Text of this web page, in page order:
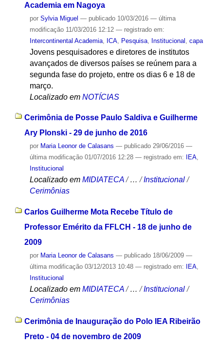
Academia em Nagoya
por Sylvia Miguel — publicado10/03/2016 — última
modificação11/03/2016 12:12 — registrado em:
Intercontinental Academia, ICA, Pesquisa, Institucional capa
Jovens pesquisadores e diretores de institutos
avançados de diversos países se reúnem para a
segunda fase do projeto, entre os dias 6 e 18 de
março.
Localizado em NOTÍCIAS
Cerimônia de Posse Paulo Saldiva e Guilherme
Ary Plonski - 29 de junho de 2016
por Maria Leonor de Calasans — publicado29/06/2016 —
última modificação01/07/2016 12:28 — registrado em: IEA,
Institucional
Localizado em MIDIATECA / …/Institucional /
Cerimônias
Carlos Guilherme Mota Recebe Título de
Professor Emérito da FFLCH - 18 de junho de
2009
por Maria Leonor de Calasans — publicado18/06/2009 —
última modificação03/12/2013 10:48 — registrado em: IEA,
Institucional
Localizado em MIDIATECA /…/Institucional /
Cerimônias
Cerimônia de Inauguração do Polo IEA Ribeirão
Preto - 04 de novembro de 2009